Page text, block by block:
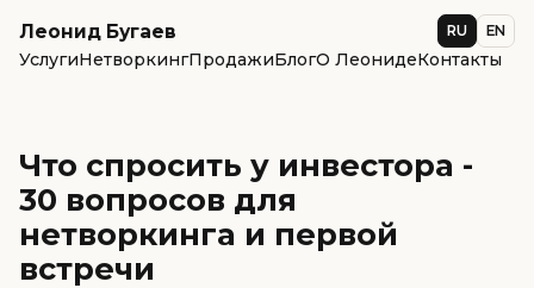
Леонид Бугаев
УслугиНетворкингПродажиБлогО ЛеонидеКонтакты
RU EN
Что спросить у инвестора -
30 вопросов для
нетворкинга и первой
встречи